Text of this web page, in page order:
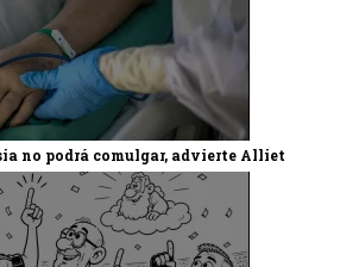
no podrá comulgar, advierte Alliet